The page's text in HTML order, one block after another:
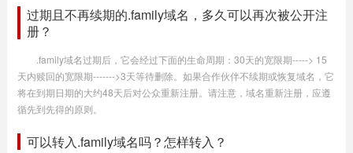
过期且不再续期的.family域名，多久可以再次被公开注
册？
.family域名过期后，它会经过下面的生命周期：30天的宽限期-----> 15
天内赎回的宽限期------->3天等待删除。如果合作伙伴不续期或恢复域名，它
将在到期日期的大约48天后对公众重新注册。请注意，域名重新注册，应遵
循先到先得的原则。
可以转入.family域名吗？怎样转入？